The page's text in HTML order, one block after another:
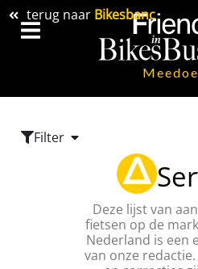
terug naarBikesbanc
Filter
Deze lijst van
fietsen op de
Nederland is een
van onze